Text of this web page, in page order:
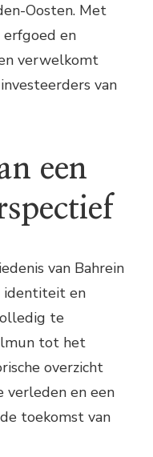
Oosten. Met
erfgoed en
verwelkomt
van
een
van Bahrein
identiteit en
te
tot het
overzicht
verleden en een
toekomst van